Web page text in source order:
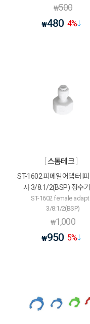
₩500
₩480 4%
스톰테크
ST-1602 피메일어댑터 I
사 3/8:1/2(BSP) 정수
ST-1602 female
3/8:1/2(BSP)
₩1,000
₩950 5%